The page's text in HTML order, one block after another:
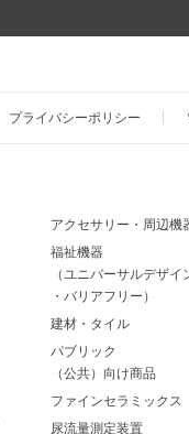
プライバシーポリシー
アクセサリー・周辺機
福祉機器
（ユニバーサルデザイ
・バリアフリー）
建材・タイル
パブリック
（公共）向け商品
ファインセラミックス
尿流量測定装置